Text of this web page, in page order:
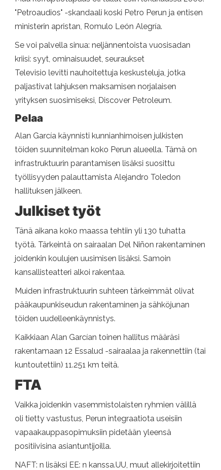
"Petroaudios" -skandaali koski Petro Perun ja entisen
ministerin apristan, Romulo León Alegría.
Se voi palvella sinua: neljännentoista vuosisadan
kriisi: syyt, ominaisuudet, seuraukset
Televisio levitti nauhoitettuja keskusteluja, jotka
paljastivat lahjuksen maksamisen norjalaisen
yrityksen suosimiseksi, Discover Petroleum.
Pelaa
Alan García käynnisti kunnianhimoisen julkisten
töiden suunnitelman koko Perun alueella. Tämä on
infrastruktuurin parantamisen lisäksi suosittu
työllisyyden palauttamista Alejandro Toledon
hallituksen jälkeen.
Julkiset työt
Tänä aikana koko maassa tehtiin yli 130 tuhatta
työtä. Tärkeintä on sairaalan Del Niñon rakentaminen
joidenkin koulujen uusimisen lisäksi. Samoin
kansallisteatteri alkoi rakentaa.
Muiden infrastruktuurin suhteen tärkeimmät olivat
pääkaupunkiseudun rakentaminen ja sähköjunan
töiden uudelleenkäynnistys.
Kaikkiaan Alan Garcían toinen hallitus määräsi
rakentamaan 12 Essalud -sairaalaa ja rakennettiin (tai
kuntoutettiin) 11.251 km teitä.
FTA
Vaikka joidenkin vasemmistolaisten ryhmien välillä
oli tietty vastustus, Perun integraatiota useisiin
vapaakauppasopimuksiin pidetään yleensä
positiivisina asiantuntijoilla.
NAFT: n lisäksi EE: n kanssa.UU, muut allekirjoitettiin